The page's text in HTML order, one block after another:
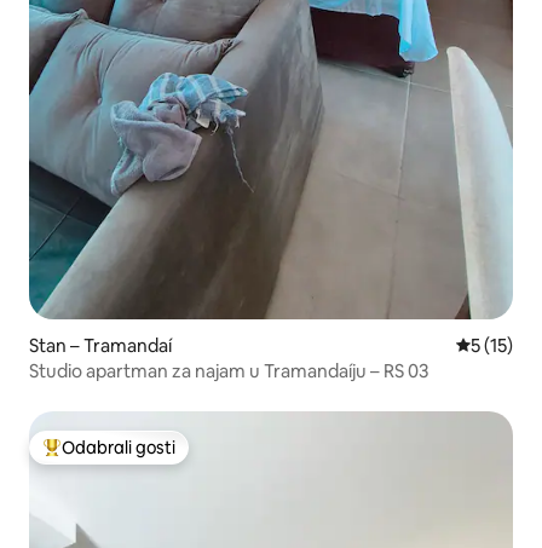
Stan – Tramandaí Prosječna
5 (15)
Studio apartman za najam u Tramandaíju – RS 03
Među najviše rangiranima s oznakom „Odabrali gosti”
Odabrali gosti